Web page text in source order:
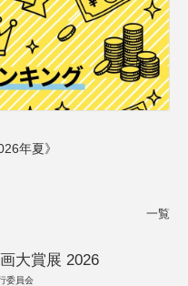
年夏》
一覧
大賞展 2026
委員会